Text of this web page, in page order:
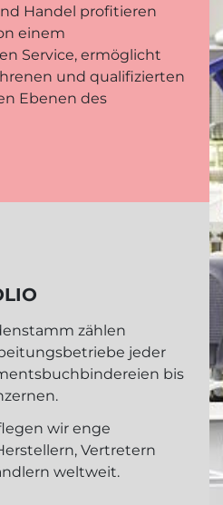
Handel profitieren
einem
Service, ermöglicht
und qualifizierten
Ebenen des
zählen
jeder
bis
wir enge
Vertretern
weltweit.